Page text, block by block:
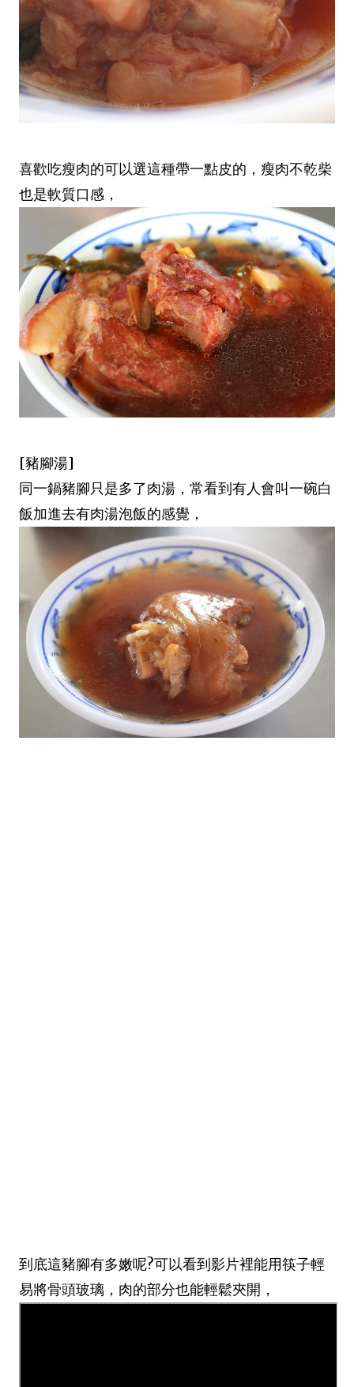
喜歡吃瘦肉的可以選這種帶一點皮的，瘦肉不乾柴
也是軟質口感，
[豬腳湯]
同一鍋豬腳只是多了肉湯，常看到有人會叫一碗白
飯加進去有肉湯泡飯的感覺，
到底這豬腳有多嫩呢?可以看到影片裡能用筷子輕
易將骨頭玻璃，肉的部分也能輕鬆夾開，